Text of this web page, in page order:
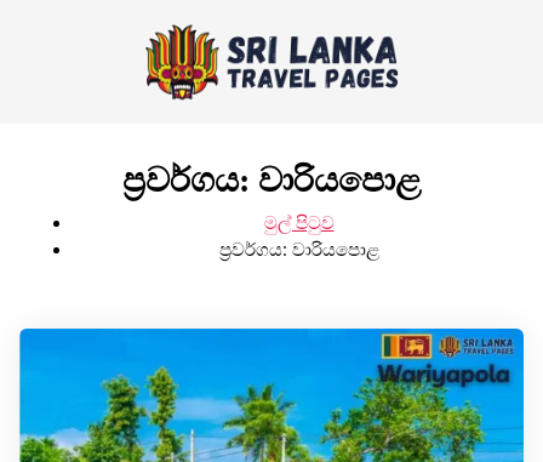
ප්‍රවර්ගය: වාරියපොළ
මුල් පිටුව
ප්‍රවර්ගය: වාරියපොළ